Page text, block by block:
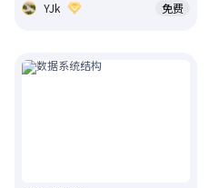
YJk
免费